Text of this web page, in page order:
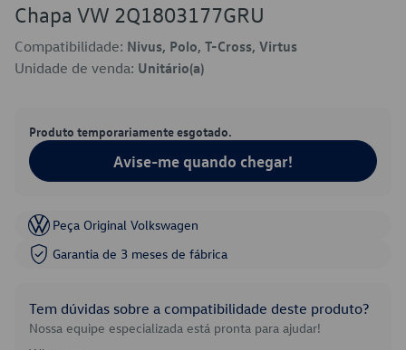
Chapa VW 2Q1803177GRU
Compatibilidade: Nivus, Polo, T-Cross, Virtus
Unidade de venda: Unitário(a)
Produto temporariamente esgotado.
Avise-me quando chegar!
Peça Original Volkswagen
Garantia de 3 meses de fábrica
Tem dúvidas sobre a compatibilidade deste produto?
Nossa equipe especializada está pronta para ajudar!